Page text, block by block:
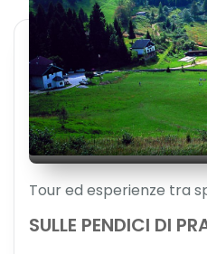
Tour ed esperienze tra
SULLE PENDICI DI